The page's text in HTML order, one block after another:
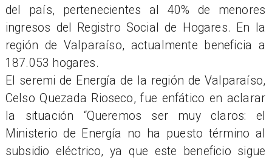
del país, pertenecientes al 40% de menores
ingresos del Registro Social de Hogares. En la
región de Valparaíso, actualmente beneficia a
187.053 hogares.
El seremi de Energía de la región de Valparaíso,
Celso Quezada Rioseco, fue enfático en aclarar
la situación “Queremos ser muy claros: el
Ministerio de Energía no ha puesto término al
subsidio eléctrico, ya que este beneficio sigue